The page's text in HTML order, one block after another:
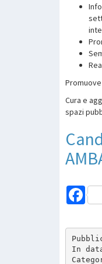
Cura e
spazi
In